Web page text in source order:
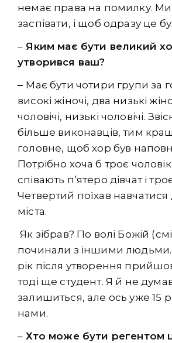
немає права на помилку. Ми
заспівати, і щоб одразу це
– Яким має бути великий
утворився ваш?
– Має бути чотири групи за
високі жіночі, два низькі
чоловічі, низькі чоловічі.
більше виконавців, тим
головне, щоб хор був
Потрібно хоча б троє
співають п’ятеро дівчат і
Четвертий поїхав
міста.
Як зібрав? По волі Божій
починали з іншими людьми.
рік після утворення
тоді ще студент. Я й не
залишиться, але ось уже 15
нами.
– Хто може бути регентом